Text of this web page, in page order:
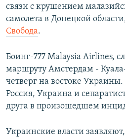
связи с крушением
самолета в Донецкой
Свобода.
Боинг-777 Malaysia Airlines,
маршруту Амстердам -
четверг на востоке
Россия, Украина и
друга в произошедшем
Украинские власти